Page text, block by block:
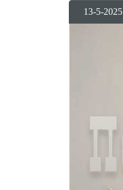
13-5-2025